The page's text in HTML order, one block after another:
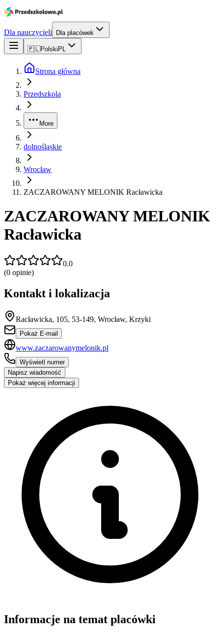
Dla nauczycieli Dla placówek
🇵🇱Polski PL
Strona główna
Przedszkola
More
dolnośląskie
Wrocław
ZACZAROWANY MELONIK Racławicka
ZACZAROWANY MELONIK
Racławicka
0.0
(0 opinie)
Kontakt i lokalizacja
Racławicka, 105, 53-149, Wrocław, Krzyki
Pokaż E-mail
www.zaczarowanymelonik.pl
Wyświetl numer
Napisz wiadomość
Pokaż więcej informacji
Informacje na temat placówki